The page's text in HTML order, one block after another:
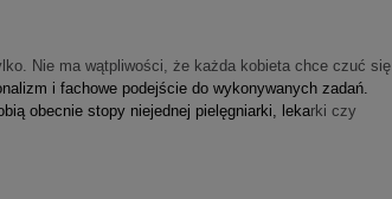
Nie ma wątpliwości, że każda kobieta chce czuć się
i fachowe podejście do wykonywanych zadań.
obecnie stopy niejednej pielęgniarki, lekarki czy